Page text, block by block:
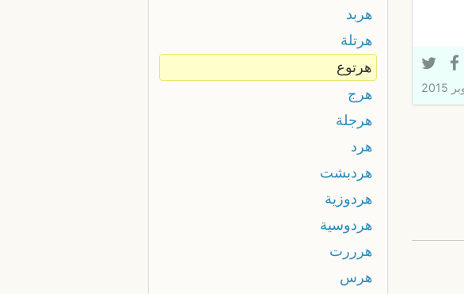
هربد
هرتلة
هرتوع
هرج
هرجلة
هرد
هردبشت
هردوزية
هردوسية
هرررت
هرس